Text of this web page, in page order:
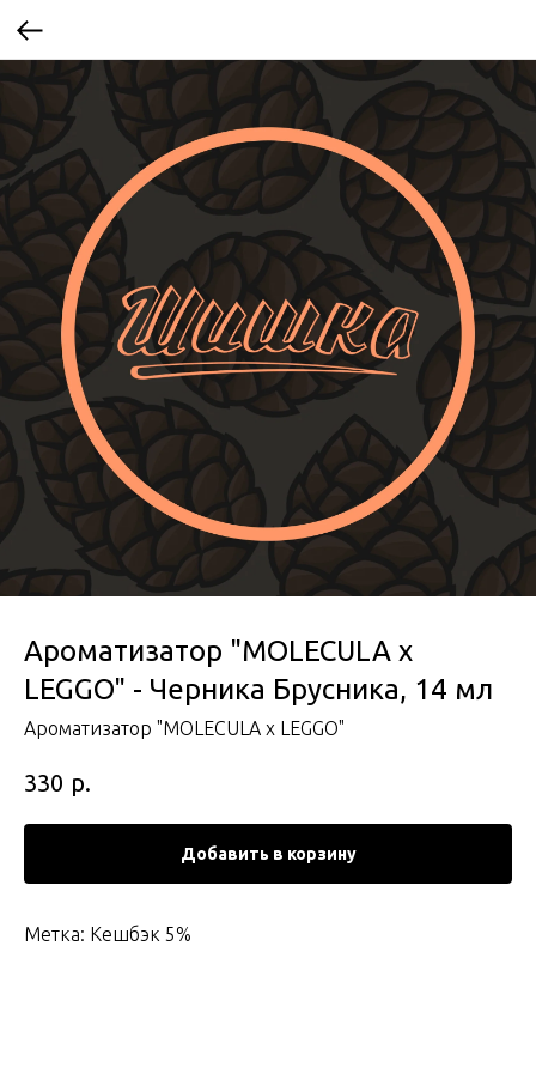
Ароматизатор "MOLECULA x
LEGGO" - Черника Брусника, 14 мл
Ароматизатор "MOLECULA x LEGGO"
330 р.
Добавить в корзину
Метка: Кешбэк 5%